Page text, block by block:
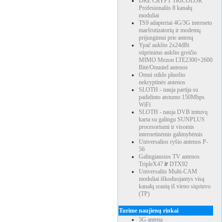
Profesionalūs 8 kanalų
moduliai
TS9 adapteriai 4G/3G interneto
maršrutizatorių ir modemų
prijungimui prie antenų
Ypač aukšto 2x24dBi
stiprinimo aukšto greičio
MIMO Mezon LTE2300+2600
Bitė/Omnitel antenos
Omni stiklo pluošto
nekryptinės antenos
SLOTH - nauja partija su
padidinto atstumo 150Mbps
WiFi
SLOTH - nauja DVB imtuvų
karta su galingu SUNPLUS
procesoriumi ir visomis
internetinėmis galimybėmis
Universalios ryšio antenos P-
56
Galingiausios TV antenos
TripleX47 ir DTX92
Universalūs Multi-CAM
moduliai iškoduojantys visą
kanalų srautą iš vieno siųstuvo
(TP)
Turime naujienų rinkai
5G antena